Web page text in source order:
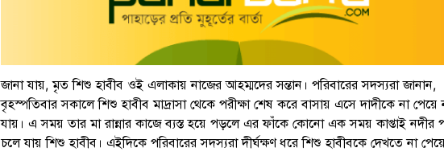
জানা যায়, মৃত শিশু হাবীব ওই এলাকায় নাজের আহম্মদের সন্তান। পরিবারের সদস্যরা জানান,
বৃহস্পতিবার সকালে শিশু হাবীব মাদ্রাসা থেকে পরীক্ষা শেষ করে বাসায় এসে দাদীকে না পেয়ে
যায়। এ সময় তার মা রান্নার কাজে ব্যস্ত হয়ে পড়লে এর ফাঁকে কোনো এক সময় কাপ্তাই নদীর
চলে যায় শিশু হাবীব। এইদিকে পরিবারের সদস্যরা দীর্ঘক্ষণ ধরে শিশু হাবীবকে দেখতে না